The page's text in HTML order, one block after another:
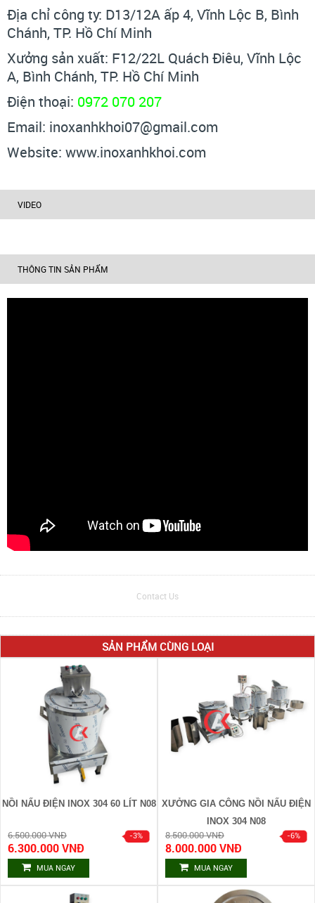
Địa chỉ công ty: D13/12A ấp 4, Vĩnh Lộc B, Bình
Chánh, TP. Hồ Chí Minh
Xưởng sản xuất: F12/22L Quách Điêu, Vĩnh Lộc
A, Bình Chánh, TP. Hồ Chí Minh
Điện thoại: 0972 070 207
Email: inoxanhkhoi07@gmail.com
Website: www.inoxanhkhoi.com
VIDEO
THÔNG TIN SẢN PHẨM
Contact Us
SẢN PHẨM CÙNG LOẠI
NỒI NẤU ĐIỆN INOX 304 60 LÍT N08
6.500.000 VNĐ
6.300.000 VNĐ
MUA NGAY
XƯỞNG GIA CÔNG NỒI NẤU ĐIỆN
INOX 304 N08
8.500.000 VNĐ
8.000.000 VNĐ
MUA NGAY